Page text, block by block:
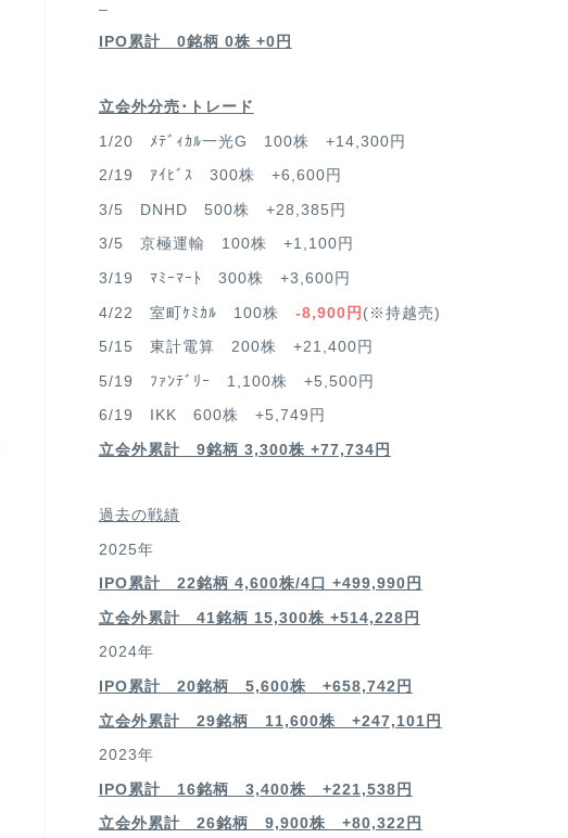
–
IPO累計 0銘柄 0株 +0円
立会外分売･トレード
1/20 ﾒﾃﾞｨｶﾙ一光G 100株 +14,300円
2/19 ｱｲﾋﾞｽ 300株 +6,600円
3/5 DNHD 500株 +28,385円
3/5 京極運輸 100株 +1,100円
3/19 ﾏﾐｰﾏｰﾄ 300株 +3,600円
4/22 室町ｹﾐｶﾙ 100株 -8,900円 (※持越売)
5/15 東計電算 200株 +21,400円
5/19 ﾌｧﾝﾃﾞﾘｰ 1,100株 +5,500円
6/19 IKK 600株 +5,749円
立会外累計 9銘柄 3,300株 +77,734円
過去の戦績
2025年
IPO累計 22銘柄 4,600株/4口 +499,990円
立会外累計 41銘柄 15,300株 +514,228円
2024年
IPO累計 20銘柄 5,600株 +658,742円
立会外累計 29銘柄 11,600株 +247,101円
2023年
IPO累計 16銘柄 3,400株 +221,538円
立会外累計 26銘柄 9,900株 +80,322円